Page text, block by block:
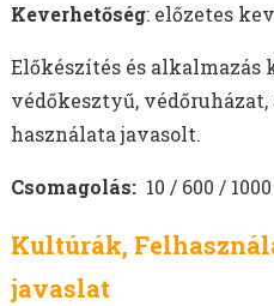
Keverhetőség: előzetes
Előkészítés és alkalmazás
védőkesztyű, védőruházat,
használata javasolt.
Csomagolás: 10 / 600 /
Kultúrák,
javaslat